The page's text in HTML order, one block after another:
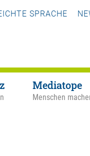
SPRACHE
Mediatope
Menschen